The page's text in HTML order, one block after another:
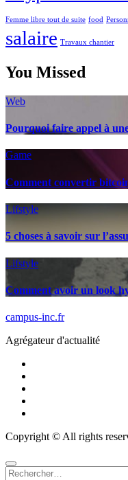
Femme libre tout de suite food
salaire Travaux chantier
You Missed
Web
Pourquoi faire appel à
Game
Comment convertir
Lifstyle
5 choses à savoir sur
Lifstyle
Comment avoir un look
campus-inc.fr
Agrégateur d'actualité
Copyright © All rights
Rechercher :